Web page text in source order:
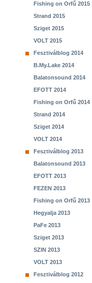
Fishing on Orfű 2015
Strand 2015
Sziget 2015
VOLT 2015
Fesztiválblog 2014
B.My.Lake 2014
Balatonsound 2014
EFOTT 2014
Fishing on Orfű 2014
Strand 2014
Sziget 2014
VOLT 2014
Fesztiválblog 2013
Balatonsound 2013
EFOTT 2013
FEZEN 2013
Fishing on Orfű 2013
Hegyalja 2013
PaFe 2013
Sziget 2013
SZIN 2013
VOLT 2013
Fesztiválblog 2012